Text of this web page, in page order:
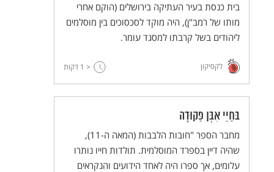
בית כנסת בעיר העתיקה בירושלים (הוקם אחרי
מותו של רמב"ן), היה מוקד לסכסוכים בין מוסלמים
ליהודים בשל קרבתו למסגד עומר.
לקסיקון < 1 דקות
בּחַיֵי אִבְּן פַּקוּדָה
מחבר הספר "חובות הלבבות (המאה ה-11),
שהיה דיין בספרד המוסלמית. תולדות חייו נותרו
עלומים, אך ספרו היה לאחד הידועים והנקראים